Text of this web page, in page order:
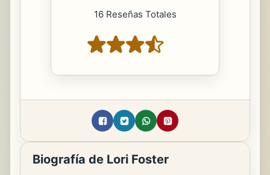
16 Reseñas Totales
Biografía de Lori Foster